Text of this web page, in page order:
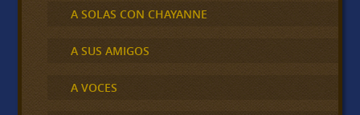
A SOLAS CON CHAYANNE
A SUS AMIGOS
A VOCES